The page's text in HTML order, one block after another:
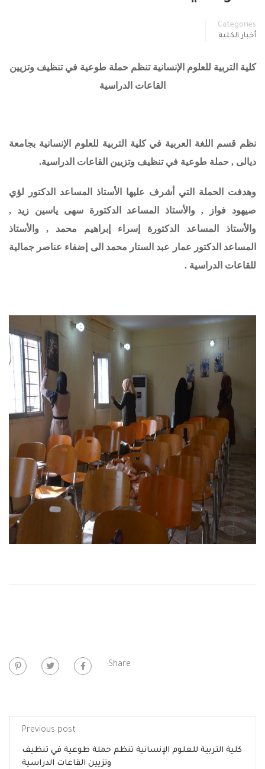
Categories
أخبار الكلية
كلية التربية للعلوم الإنسانية تنظم حملة طوعية في تنظيف وتزيين
القاعات الدراسية
نظم قسم اللغة العربية في كلية التربية للعلوم الإنسانية بجامعة
ديالى , حملة طوعية في تنظيف وتزيين القاعات الدراسية.
وهدفت الحملة التي أشرف عليها الأستاذ المساعد الدكتور لؤي
صيهود فواز , والأستاذ المساعد الدكتورة سهى ياسين زيد ,
والأستاذ المساعد الدكتورة إسراء إبراهيم محمد , والأستاذ
المساعد الدكتور عمار عبد الستار محمد الى إضفاء عناصر جمالية
للقاعات الدراسية .
Share:
Previous post
كلية التربية للعلوم الإنسانية تنظم حملة طوعية في تنظيف
وتزيين القاعات الدراسية